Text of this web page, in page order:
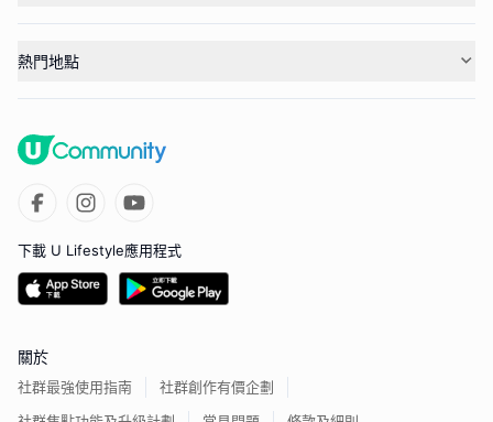
熱門地點
下載 U Lifestyle應用程式
關於
社群最強使用指南
社群創作有價企劃